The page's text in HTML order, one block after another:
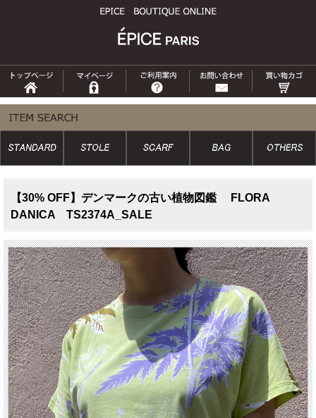
【30% OFF】デンマークの古い植物図鑑 FLORA
DANICA TS2374A_SALE